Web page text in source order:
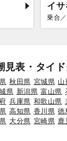
イサ
乗合／
見表・タイ
秋田県 宮城県 山
県 新潟県 富山県
兵庫県 和歌山県
高知県 香川県 徳
大分県 宮崎県 鹿